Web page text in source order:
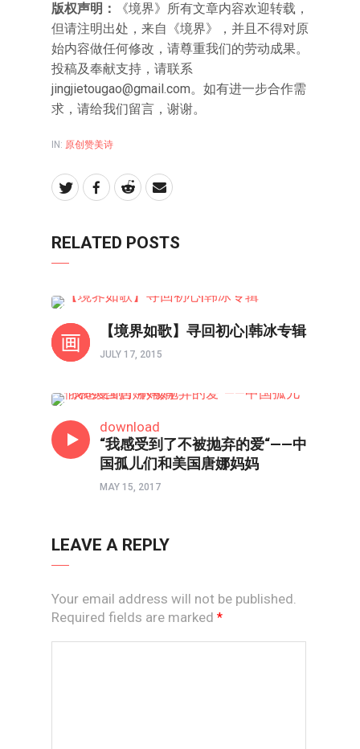
版权声明：
《境界》所有文章内容欢迎转载，
但请注明出处，来自《境界》，并且不得对原
始内容做任何修改，请尊重我们的劳动成果。
投稿及奉献支持，请联系
jingjietougao@gmail.com。如有进一步合作需
求，请给我们留言，谢谢。
IN: 原创赞美诗
RELATED POSTS
【境界如歌】寻回初心|韩冰专辑
JULY 17, 2015
download
“我感受到了不被抛弃的爱“——中
国孤儿们和美国唐娜妈妈
MAY 15, 2017
LEAVE A REPLY
Your email address will not be published.
Required fields are marked *